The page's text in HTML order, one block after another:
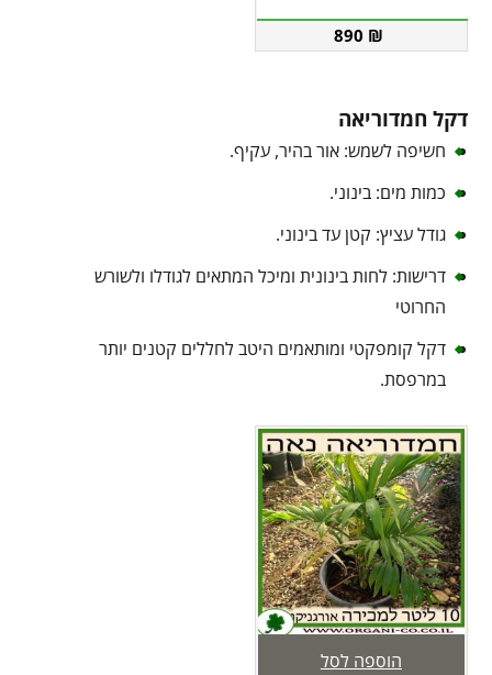
890 ₪
דקל חמדוריאה
חשיפה לשמש: אור בהיר, עקיף.
כמות מים: בינוני.
גודל עציץ: קטן עד בינוני.
דרישות: לחות בינונית ומיכל המתאים לגודלו ולשורש
החרוטי
דקל קומפקטי ומותאמים היטב לחללים קטנים יותר
במרפסת.
הוספה לסל